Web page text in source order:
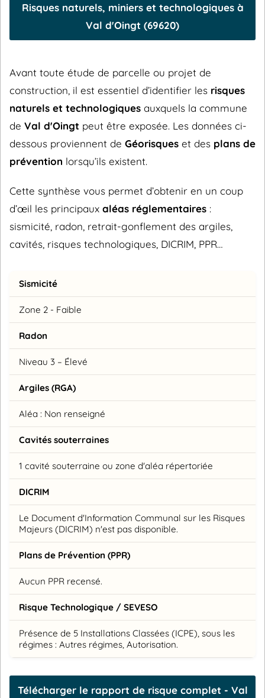
Risques naturels, miniers et technologiques à
Val d'Oingt (69620)
Avant toute étude de parcelle ou projet de
construction, il est essentiel d’identifier les risques
naturels et technologiques auxquels la commune
de Val d'Oingt peut être exposée. Les données ci-
dessous proviennent de Géorisques et des plans de
prévention lorsqu’ils existent.
Cette synthèse vous permet d’obtenir en un coup
d’œil les principaux aléas réglementaires :
sismicité, radon, retrait-gonflement des argiles,
cavités, risques technologiques, DICRIM, PPR…
Sismicité
Zone 2 - Faible
Radon
Niveau 3 – Élevé
Argiles (RGA)
Aléa : Non renseigné
Cavités souterraines
1 cavité souterraine ou zone d'aléa répertoriée
DICRIM
Le Document d'Information Communal sur les Risques
Majeurs (DICRIM) n'est pas disponible.
Plans de Prévention (PPR)
Aucun PPR recensé.
Risque Technologique / SEVESO
Présence de 5 Installations Classées (ICPE), sous les
régimes : Autres régimes, Autorisation.
Télécharger le rapport de risque complet - Val